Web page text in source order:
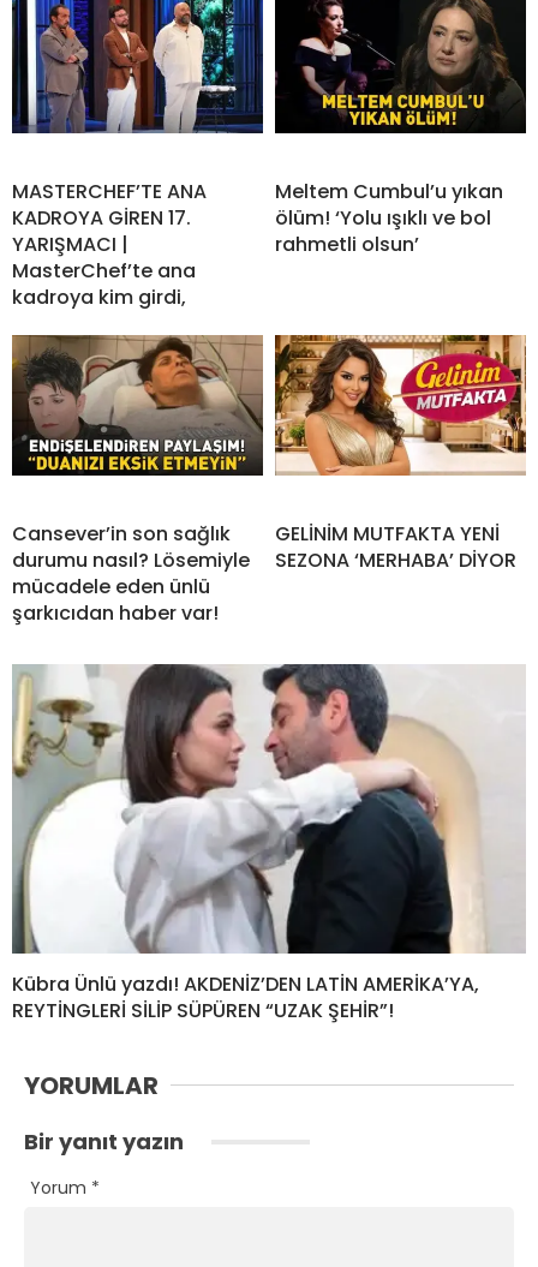
MASTERCHEF’TE ANA
KADROYA GİREN 17.
YARIŞMACI |
MasterChef’te ana
kadroya kim girdi,
Meltem Cumbul’u yıkan
ölüm! ‘Yolu ışıklı ve bol
rahmetli olsun’
Cansever’in son sağlık
durumu nasıl? Lösemiyle
mücadele eden ünlü
şarkıcıdan haber var!
GELİNİM MUTFAKTA YENİ
SEZONA ‘MERHABA’ DİYOR
Kübra Ünlü yazdı! AKDENİZ’DEN LATİN AMERİKA’YA,
REYTİNGLERİ SİLİP SÜPÜREN “UZAK ŞEHİR”!
YORUMLAR
Bir yanıt yazın
Yorum *